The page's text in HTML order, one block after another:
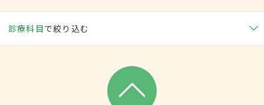
診療科目で絞り込む